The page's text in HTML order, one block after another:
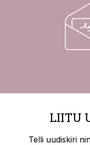
LIITU
Telli uudiskiri